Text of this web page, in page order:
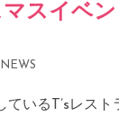
スイベ
NEWS
ているT’sレス